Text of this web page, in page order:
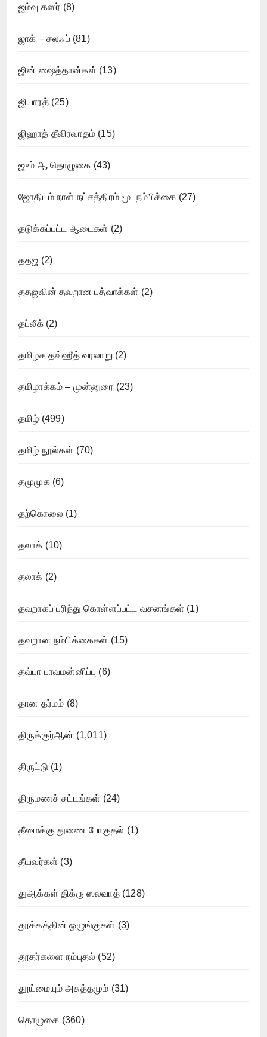
ஜம்வு கஸர் (8)
ஜாக் – சலஃப் (81)
ஜின் ஷைத்தான்கள் (13)
ஜியாரத்(25)
ஜிஹாத் தீவிரவாதம் (15)
ஜும் ஆ தொழுகை (43)
ஜோதிடம் நாள் நட்சத்திரம் மூடநம்பிக்கை (27)
தடுக்கப்பட்ட ஆடைகள் (2)
ததஜ (2)
ததஜவின் தவறான பத்வாக்கள் (2)
தப்லீக்(2)
தமிழக தவ்ஹீத் வரலாறு (2)
தமிழாக்கம் – முன்னுரை (23)
தமிழ் (499)
தமிழ் நூல்கள் (70)
தமுமுக(6)
தற்கொலை (1)
தலாக் (10)
தலாக் (2)
தவறாகப் புரிந்து கொள்ளப்பட்ட வசனங்கள் (1)
தவறான நம்பிக்கைகள் (15)
தவ்பா பாவமன்னிப்பு (6)
தான தர்மம் (8)
திருக்குர்ஆன் (1,011)
திருட்டு (1)
திருமணச் சட்டங்கள் (24)
தீமைக்கு துணை போகுதல் (1)
தீயவர்கள் (3)
துஆக்கள் திக்ரு ஸலவாத்(128)
தூக்கத்தின் ஒழுங்குகள் (3)
தூதர்களை நம்புதல் (52)
தூய்மையும் அசுத்தமும் (31)
தொழுகை (360)